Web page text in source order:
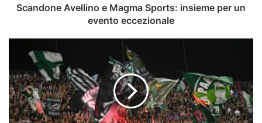
eccezionale
Scandone Avellino e Magma Sports: insieme per un
evento eccezionale
Avellino,
la
prevendita
per
il